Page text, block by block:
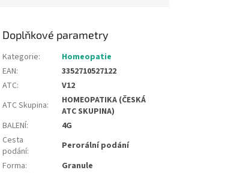
Doplňkové parametry
Kategorie:
Homeopatie
EAN:
3352710527122
ATC:
V12
ATC Skupina:
HOMEOPATIKA (ČESKÁ
ATC SKUPINA)
BALENÍ:
4G
Cesta
podání:
Perorální podání
Forma:
Granule